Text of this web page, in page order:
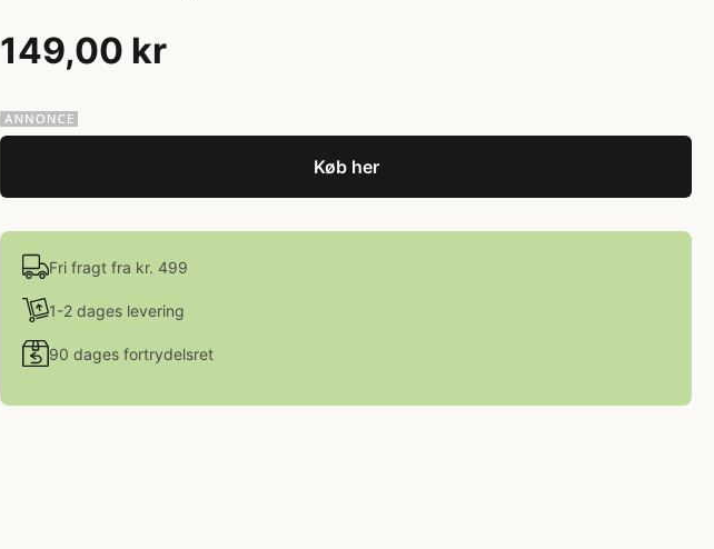
149,00 kr
Køb her
Fri fragt fra kr. 499
1-2 dages levering
90 dages fortrydelsret